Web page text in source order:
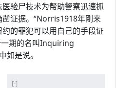
验尸技术为帮助警察迅速抓
证据。“Norris1918年刚来
的罪犯可以用自己的手段证
期的名叫Inquiring
如是说。
[-]